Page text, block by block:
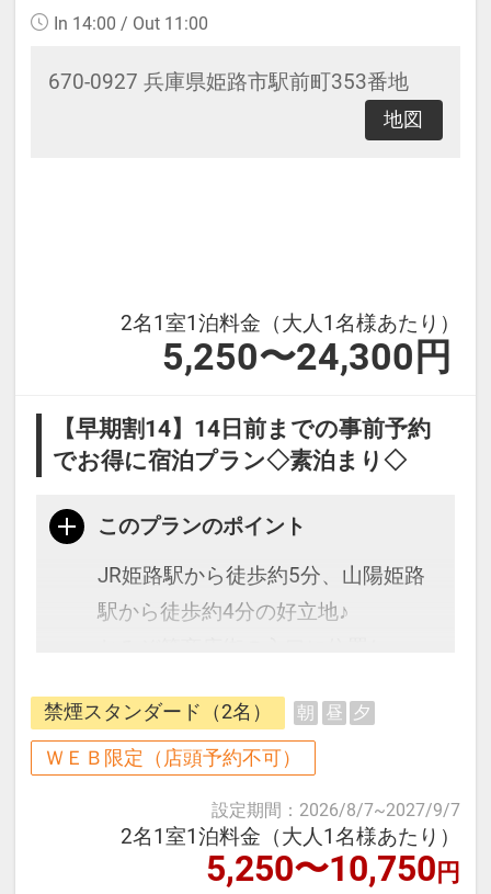
In 14:00 / Out 11:00
670-0927 兵庫県姫路市駅前町353番地
地図
2名1室1泊料金（大人1名様あたり）
5,250〜24,300円
【早期割14】14日前までの事前予約
でお得に宿泊プラン◇素泊まり◇
このプランのポイント
JR姫路駅から徒歩約5分、山陽姫路
駅から徒歩約4分の好立地♪
おみぞ筋商店街の入口に位置し、
多数有り！ビジネス・レジャーの拠
点としてぜひご利用くださいませ。
◆─━─━─━─━─━─━─━─━─━
禁煙スタンダード（2名） 朝 昼 夕
ＷＥＢ限定（店頭予約不可）
設定期間 ： 2026/8/7~2027/9/7
2名1室1泊料金（大人1名様あたり）
5,250〜10,750円